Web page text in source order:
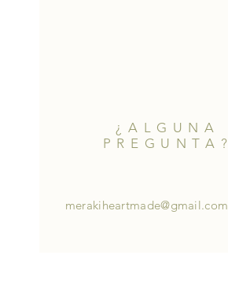
¿ALGUNA
PREGUNTA?
merakiheartmade@gmail.com